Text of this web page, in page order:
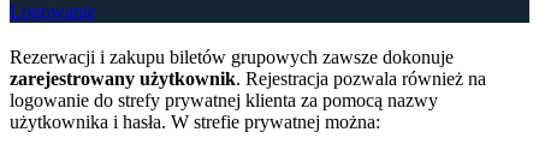
Logowanie
Rezerwacji i zakupu biletów grupowych zawsze dokonuje
zarejestrowany użytkownik. Rejestracja pozwala również na
logowanie do strefy prywatnej klienta za pomocą nazwy
użytkownika i hasła. W strefie prywatnej można: